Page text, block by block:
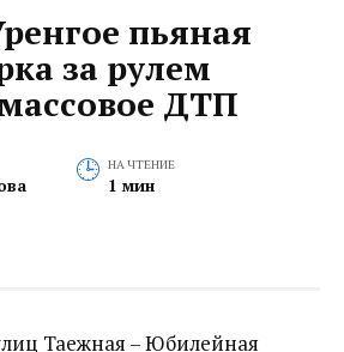
пьяная
за рулем
ДТП
НА ЧТЕНИЕ
1 мин
Таежная – Юбилейная